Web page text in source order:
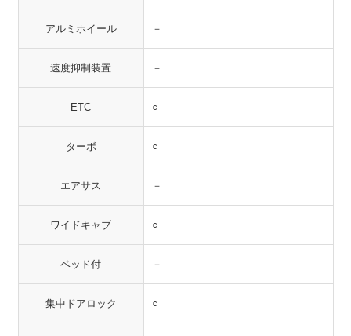
アルミホイール －
速度抑制装置 －
ETC ○
ターボ ○
エアサス －
ワイドキャブ ○
ベッド付 －
集中ドアロック ○